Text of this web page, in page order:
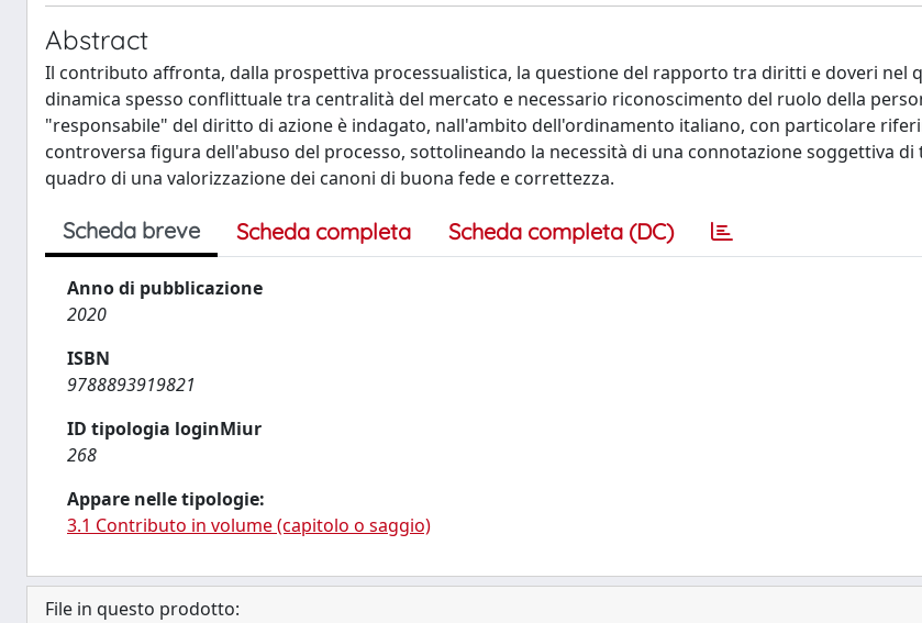
Abstract
Il contributo affronta, dalla prospettiva processualistica, la questione del rapporto tra diritti e doveri nel
dinamica spesso conflittuale tra centralità del mercato e necessario riconoscimento del ruolo della
"responsabile" del diritto di azione è indagato, nall'ambito dell'ordinamento italiano, con particolare
controversa figura dell'abuso del processo, sottolineando la necessità di una connotazione soggettiva di
quadro di una valorizzazione dei canoni di buona fede e correttezza.
Scheda breve Scheda completa Scheda completa (DC)
Anno di pubblicazione
2020
ISBN
9788893919821
ID tipologia loginMiur
268
Appare nelle tipologie:
3.1 Contributo in volume (capitolo o saggio)
File in questo prodotto: